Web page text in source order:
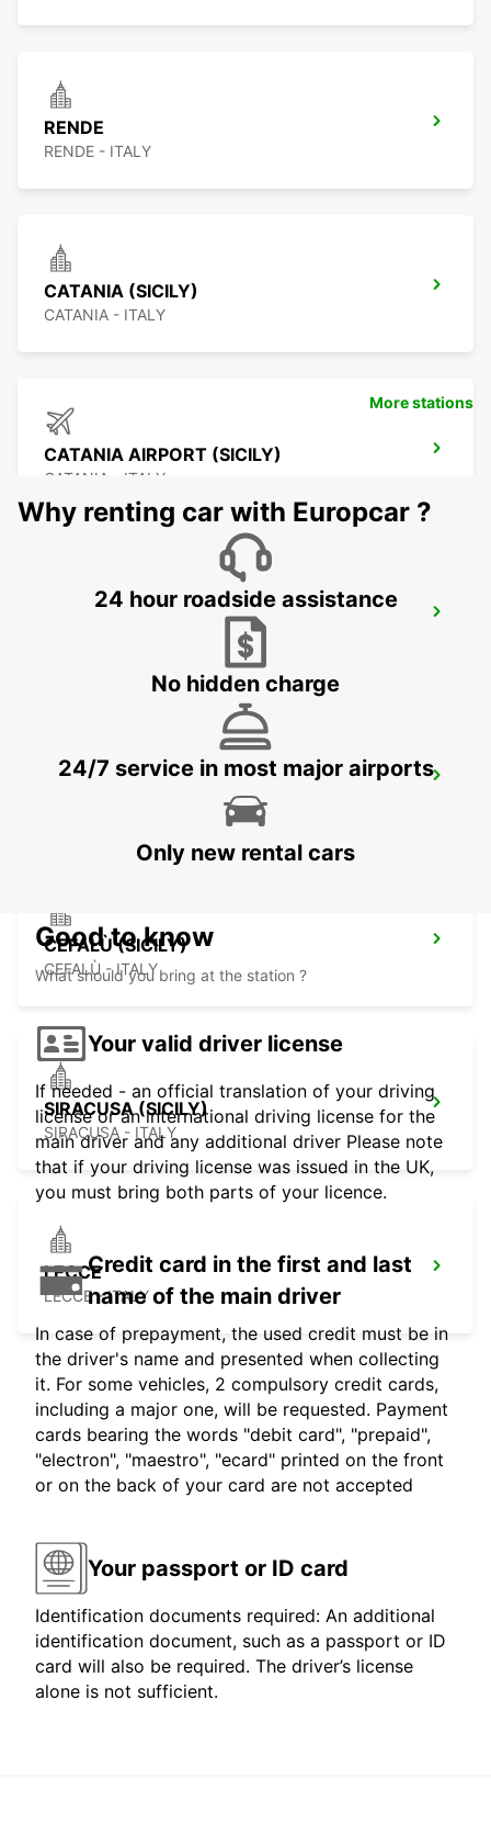
RENDE
RENDE - ITALY
CATANIA (SICILY)
CATANIA - ITALY
CATANIA AIRPORT (SICILY)
CATANIA - ITALY
AUGUSTA (SICILY)
CEFALÙ (SICILY)
CEFALÙ - ITALY
SIRACUSA (SICILY)
SIRACUSA - ITALY
LECCE
LECCE - ITALY
More stations
Why renting car with Europcar ?
24 hour roadside assistance
No hidden charge
24/7 service in most major airports
Only new rental cars
Good to know
What should you bring at the station ?
Your valid driver license
If needed - an official translation of your driving
license or an international driving license for the
main driver and any additional driver Please note
that if your driving license was issued in the UK,
you must bring both parts of your licence.
Credit card in the first and last
name of the main driver
In case of prepayment, the used credit must be in
the driver's name and presented when collecting
it. For some vehicles, 2 compulsory credit cards,
including a major one, will be requested. Payment
cards bearing the words "debit card", "prepaid",
"electron", "maestro", "ecard" printed on the front
or on the back of your card are not accepted
Your passport or ID card
Identification documents required: An additional
identification document, such as a passport or ID
card will also be required. The driver’s license
alone is not sufficient.